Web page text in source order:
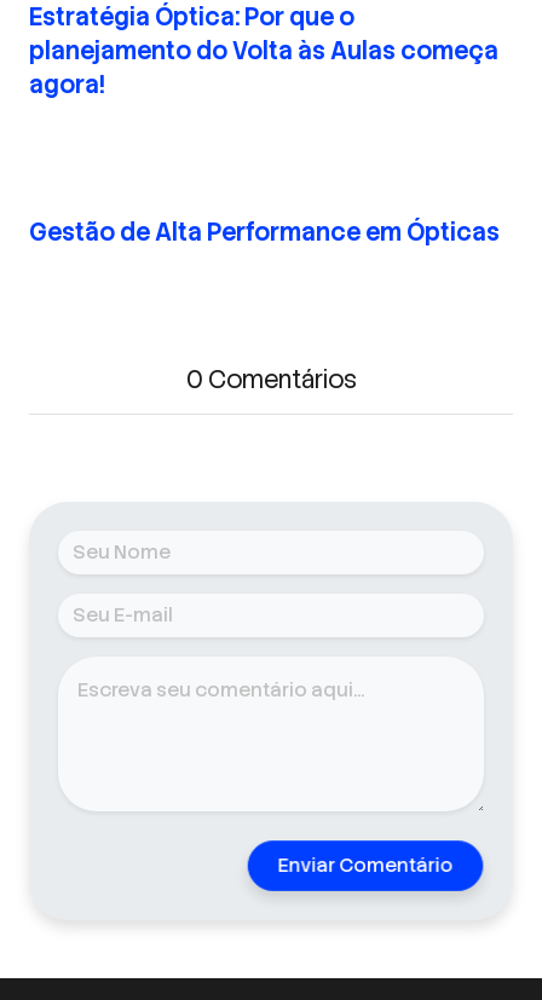
Estratégia Óptica: Por que o
planejamento do Volta às Aulas começa
agora!
Gestão de Alta Performance em Ópticas
0 Comentários
Enviar Comentário